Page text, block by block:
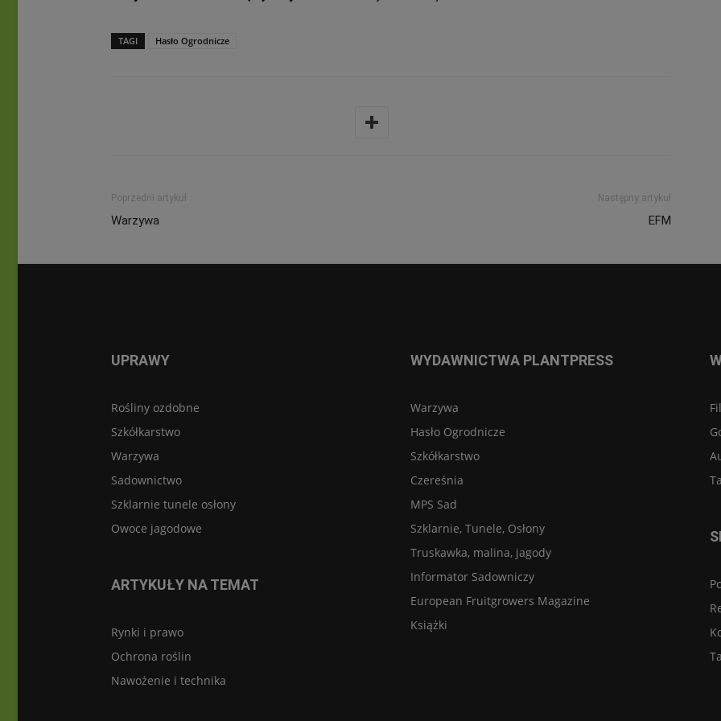
TAGI Hasło Ogrodnicze
Poprzedni artykuł
Warzywa
Następny artykuł
EFM
UPRAWY
Rośliny ozdobne
Szkółkarstwo
Warzywa
Sadownictwo
Szklarnie tunele osłony
Owoce jagodowe
ARTYKUŁY NA TEMAT
Rynki i prawo
Ochrona roślin
Nawożenie i technika
WYDAWNICTWA PLANTPRESS
Warzywa
Hasło Ogrodnicze
Szkółkarstwo
Czereśnia
MPS Sad
Szklarnie, Tunele, Osłony
Truskawka, malina, jagody
Informator Sadowniczy
European Fruitgrowers Magazine
Książki